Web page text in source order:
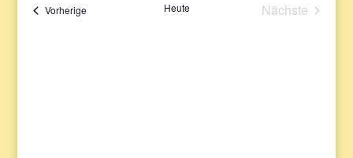
VorherigeVeranstaltungen Heute
Nächste